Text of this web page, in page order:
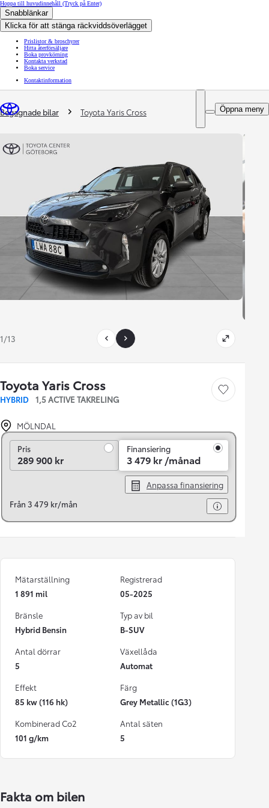
Hoppa till huvudinnehåll (Tryck på Enter)
Snabblänkar
Klicka för att stänga räckviddsöverlägget
Prislistor & broschyrer
Hitta återförsäljare
Boka provkörning
Kontakta verkstad
Boka service
Kontaktinformation
Öppna meny
You are here
Begagnade bilar Toyota Yaris Cross
1/13
Toyota Yaris Cross
HYBRID 1,5 ACTIVE TAKRELING
Save car
MÖLNDAL
Pris
289 900 kr
Finansiering
3 479 kr /månad
Anpassa finansiering
Från 3 479 kr/mån
Mätarställning
1 891 mil
Registrerad
05-2025
Bränsle
Hybrid Bensin
Typ av bil
B-SUV
Antal dörrar
5
Växellåda
Automat
Effekt
85 kw (116 hk)
Färg
Grey Metallic (1G3)
Kombinerad Co2
101 g/km
Antal säten
5
Fakta om bilen